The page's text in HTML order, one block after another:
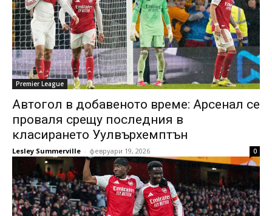
Premier League
Автогол в добавеното време: Арсенал се
проваля срещу последния в
класирането Уулвърхемптън
Lesley Summerville - февруари 19, 2026 0